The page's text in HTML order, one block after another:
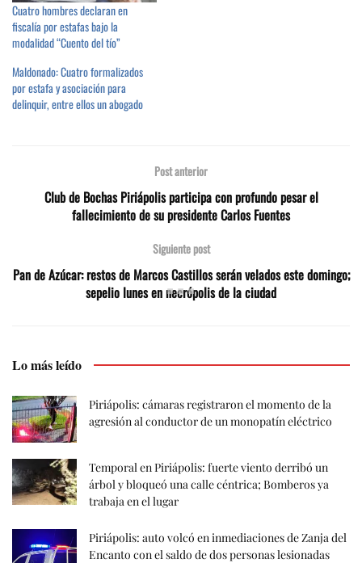
Cuatro hombres declaran en
fiscalía por estafas bajo la
modalidad “Cuento del tío”
Maldonado: Cuatro formalizados
por estafa y asociación para
delinquir, entre ellos un abogado
Post anterior
Club de Bochas Piriápolis participa con profundo pesar el
fallecimiento de su presidente Carlos Fuentes
Siguiente post
Pan de Azúcar: restos de Marcos Castillos serán velados este domingo;
sepelio lunes en necrópolis de la ciudad
Lo más leído
Piriápolis: cámaras registraron el momento de la
agresión al conductor de un monopatín eléctrico
Temporal en Piriápolis: fuerte viento derribó un
árbol y bloqueó una calle céntrica; Bomberos ya
trabaja en el lugar
Piriápolis: auto volcó en inmediaciones de Zanja del
Encanto con el saldo de dos personas lesionadas